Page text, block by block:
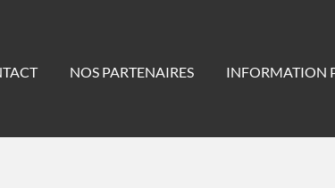
NOS PARTENAIRES INFORMATION